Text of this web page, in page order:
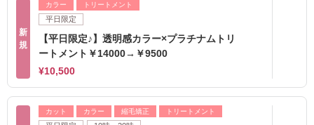
新
規
カラー トリートメント
平日限定
【平日限定♪】透明感カラー×プラチナムトリ
ートメント￥14000→￥9500
¥10,500
カット カラー 縮毛矯正 トリートメント